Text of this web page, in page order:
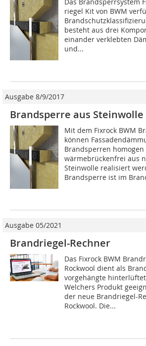
Das Brandsperrsystem
riegel Kit von BWM
besteht aus drei
einander verklebten
und...
Ausgabe 8/9/2017
Brandsperre aus Steinwolle
Mit dem Fixrock BWM
können
Brandsperren homogen
wärmebrückenfrei aus
Steinwolle realisiert
Brandsperre ist im
Ausgabe 05/2021
Brandriegel-Rechner
Das Fixrock BWM
Rockwool dient als
vorgehängte
Welchers Produkt
der neue Brandriegel-
Rockwool. Die...